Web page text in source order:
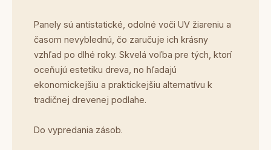
Panely sú antistatické, odolné voči UV žiareniu a
časom nevyblednú, čo zaručuje ich krásny
vzhľad po dlhé roky. Skvelá voľba pre tých, ktorí
oceňujú estetiku dreva, no hľadajú
ekonomickejšiu a praktickejšiu alternatívu k
tradičnej drevenej podlahe.
Do vypredania zásob.